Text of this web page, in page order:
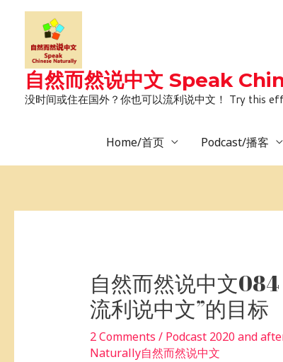
自然而然说中文 Speak
没时间或住在国外？你也可以流利说中文！ Try this
Home/首页 Podcast/播客
自然而然说中文
流利说中文”的目标
2 Comments / Podcast 2020 and
Naturally自然而然说中文